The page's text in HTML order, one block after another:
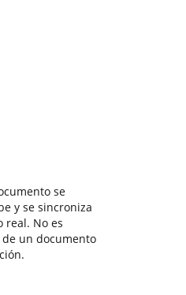
se
y se sincroniza
real. No es
un documento